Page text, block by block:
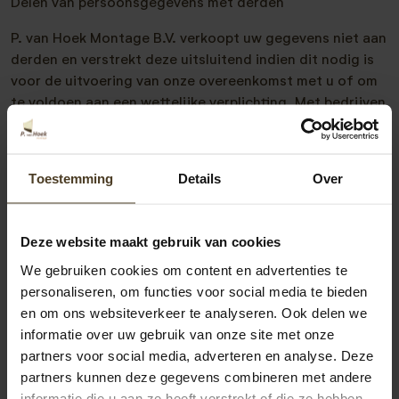
Toestemming Details Over
Deze website maakt gebruik van cookies
We gebruiken cookies om content en advertenties te
personaliseren, om functies voor social media te bieden
en om ons websiteverkeer te analyseren. Ook delen we
informatie over uw gebruik van onze site met onze
partners voor social media, adverteren en analyse. Deze
partners kunnen deze gegevens combineren met andere
Delen van persoonsgegevens met derden
P. van Hoek Montage B.V. verkoopt uw gegevens niet aan
derden en verstrekt deze uitsluitend indien dit nodig is
voor de uitvoering van onze overeenkomst met u of om
te voldoen aan een wettelijke verplichting. Met bedrijven
die uw gegevens verwerken in onze opdracht, sluiten wij
van uw gegevens. P. van Hoek Montage B.V. blijft
die wij gebruiken
P. van Hoek Montage B.V. gebruikt functionele,
analytische en tracking cookies. Een cookie is een klein
tekstbestand dat bij het eerste bezoek aan deze website
wordt opgeslagen in de browser van uw computer, tablet